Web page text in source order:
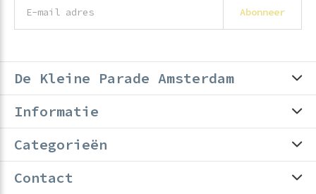
Abonneer
De Kleine Parade Amsterdam
Informatie
Categorieën
Contact